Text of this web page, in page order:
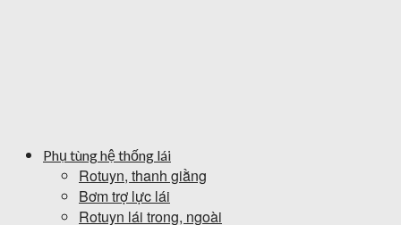
Phụ tùng hệ thống lái
Rotuyn, thanh giằng
Bơm trợ lực lái
Rotuyn lái trong, ngoài